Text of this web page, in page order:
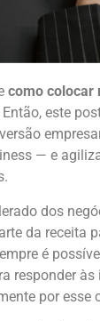
como colocar
Então, este
— e
dos
da receita
é
responder
por esse